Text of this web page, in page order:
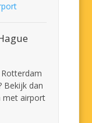
Bekijk dan
met airport